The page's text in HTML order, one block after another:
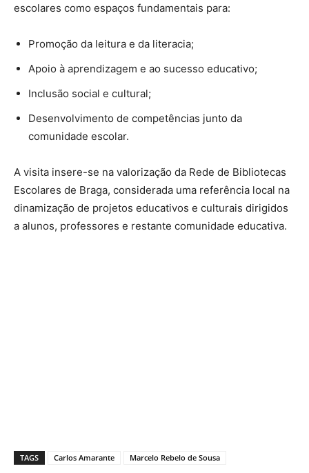
escolares como espaços fundamentais para:
Promoção da leitura e da literacia;
Apoio à aprendizagem e ao sucesso educativo;
Inclusão social e cultural;
Desenvolvimento de competências junto da
comunidade escolar.
A visita insere-se na valorização da Rede de Bibliotecas
Escolares de Braga, considerada uma referência local na
dinamização de projetos educativos e culturais dirigidos
a alunos, professores e restante comunidade educativa.
TAGS Carlos Amarante Marcelo Rebelo de Sousa